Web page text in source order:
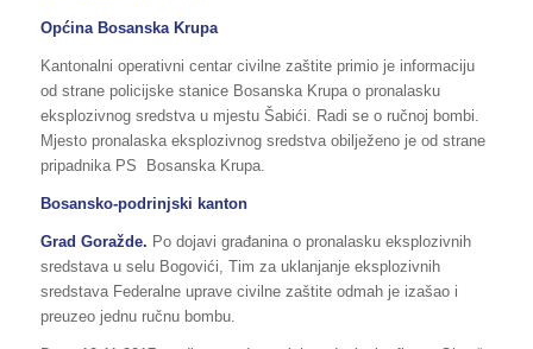
Općina Bosanska Krupa
Kantonalni operativni centar civilne zaštite primio je informaciju
od strane policijske stanice Bosanska Krupa o pronalasku
eksplozivnog sredstva u mjestu Šabići. Radi se o ručnoj bombi.
Mjesto pronalaska eksplozivnog sredstva obilježeno je od strane
pripadnika PS Bosanska Krupa.
Bosansko-podrinjski kanton
Grad Goražde. Po dojavi građanina o pronalasku eksplozivnih
sredstava u selu Bogovići, Tim za uklanjanje eksplozivnih
sredstava Federalne uprave civilne zaštite odmah je izašao i
preuzeo jednu ručnu bombu.